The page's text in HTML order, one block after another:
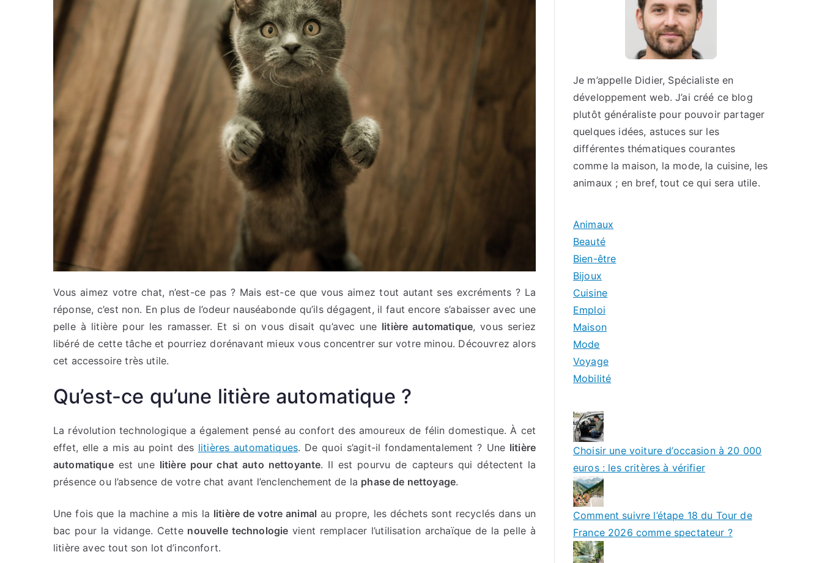
Vous aimez votre chat, n’est-ce pas ? Mais est-ce que vous aimez tout autant ses excréments ? La
réponse, c’est non. En plus de l’odeur nauséabonde qu’ils dégagent, il faut encore s’abaisser avec une
pelle à litière pour les ramasser. Et si on vous disait qu’avec une litière automatique, vous seriez
libéré de cette tâche et pourriez dorénavant mieux vous concentrer sur votre minou. Découvrez alors
cet accessoire très utile.
Qu’est-ce qu’une litière automatique ?
La révolution technologique a également pensé au confort des amoureux de félin domestique. À cet
effet, elle a mis au point des litières automatiques. De quoi s’agit-il fondamentalement ? Une litière
automatiqueest une litière pour chat auto nettoyante. Il est pourvu de capteurs qui détectent la
présence ou l’absence de votre chat avant l’enclenchement de la phase de nettoyage.
Une fois que la machine a mis la litière de votre animal au propre, les déchets sont recyclés dans un
bac pour la vidange. Cette nouvelle technologie vient remplacer l’utilisation archaïque de la pelle à
litière avec tout son lot d’inconfort.
Je m’appelle Didier, Spécialiste en
développement web. J’ai créé ce blog
plutôt généraliste pour pouvoir partager
quelques idées, astuces sur les
différentes thématiques courantes
comme la maison, la mode, la cuisine, les
animaux ; en bref, tout ce qui sera utile.
Animaux
Beauté
Bien-être
Bijoux
Cuisine
Emploi
Maison
Mode
Voyage
Mobilité
Choisir une voiture d’occasion à 20 000
euros : les critères à vérifier
Comment suivre l’étape 18 du Tour de
France 2026 comme spectateur ?